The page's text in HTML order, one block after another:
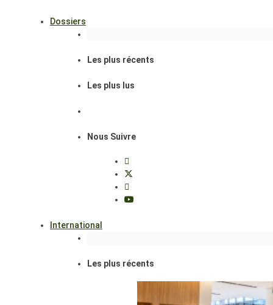
Dossiers
Les plus récents
Les plus lus
Nous Suivre
International
Les plus récents